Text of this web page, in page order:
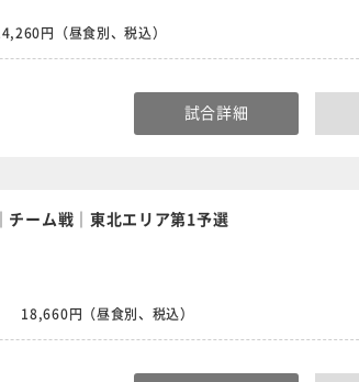
円（昼食別、税込）
試合詳細
チーム戦｜東北エリア第1予選
18,660円（昼食別、税込）